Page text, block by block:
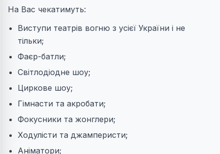
На Вас чекатимуть:
Виступи театрів вогню з усієї України і не
тільки;
Фаєр-батли;
Світлодіодне шоу;
Циркове шоу;
Гімнасти та акробати;
Фокусники та жонглери;
Ходулісти та джамперисти;
Аніматори;